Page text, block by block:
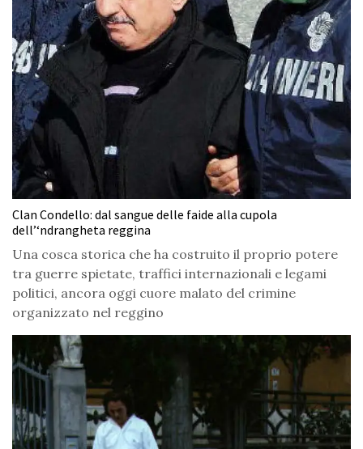
Clan Condello: dal sangue delle faide alla cupola
dell’‘ndrangheta reggina
Una cosca storica che ha costruito il proprio potere
tra guerre spietate, traffici internazionali e legami
politici, ancora oggi cuore malato del crimine
organizzato nel reggino